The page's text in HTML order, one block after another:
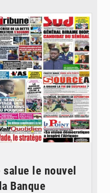
le nouvel
Banque